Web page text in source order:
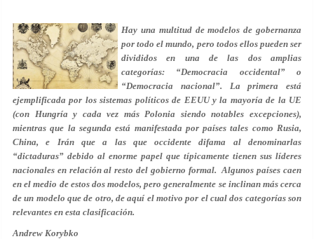
Hay una multitud de modelos de gobernanza
por todo el mundo, pero todos ellos pueden ser
divididos en una de las dos amplias
categorías: “Democracia occidental” o
“Democracia nacional”. La primera está
ejemplificada por los sistemas políticos de EEUU y la mayoría de la UE
(con Hungría y cada vez más Polonia siendo notables excepciones),
mientras que la segunda está manifestada por países tales como Rusia,
China, e Irán que a las que occidente difama al denominarlas
“dictaduras” debido al enorme papel que típicamente tienen sus líderes
nacionales en relación al resto del gobierno formal. Algunos países caen
en el medio de estos dos modelos, pero generalmente se inclinan más cerca
de un modelo que de otro, de aquí el motivo por el cual dos categorías son
relevantes en esta clasificación.
Andrew Korybko